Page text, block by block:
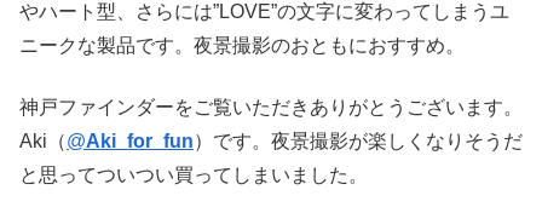
やハート型、さらには”LOVE”の文字に変わってしまうユ
ニークな製品です。夜景撮影のおともにおすすめ。
神戸ファインダーをご覧いただきありがとうございます。
Aki（@Aki_for_fun）です。夜景撮影が楽しくなりそうだ
と思ってついつい買ってしまいました。